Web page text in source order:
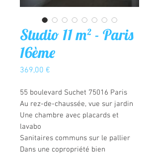
Studio 11 m² - Paris
16ème
369,00 €
55 boulevard Suchet 75016 Paris
Au rez-de-chaussée, vue sur jardin
Une chambre avec placards et
lavabo
Sanitaires communs sur le pallier
Dans une copropriété bien